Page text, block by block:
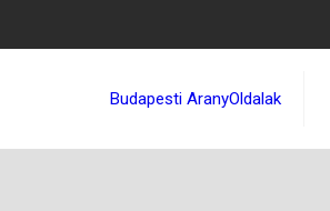
Budapesti AranyOldalak